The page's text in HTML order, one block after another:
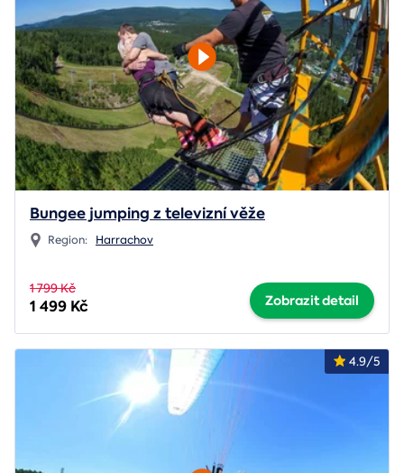
Bungee jumping z televizní věže
Region: Harrachov
1 799 Kč
1 499 Kč Zobrazit detail
4.9/5